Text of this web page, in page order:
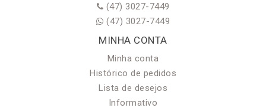
(47) 3027-7449
(47) 3027-7449
MINHA CONTA
Minha conta
Histórico de pedidos
Lista de desejos
Informativo